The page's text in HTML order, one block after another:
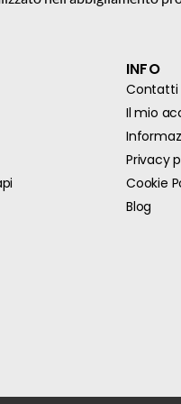
INFO
Contatti
Il mio
Privacy
Cookie
Blog